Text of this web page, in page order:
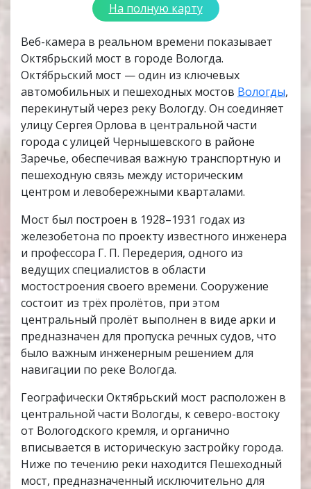
На полную карту
Веб-камера в реальном времени показывает
Октябрьский мост в городе Вологда.
Октя́брьский мост — один из ключевых
автомобильных и пешеходных мостов Вологды,
перекинутый через реку Вологду. Он соединяет
улицу Сергея Орлова в центральной части
города с улицей Чернышевского в районе
Заречье, обеспечивая важную транспортную и
пешеходную связь между историческим
центром и левобережными кварталами.
Мост был построен в 1928–1931 годах из
железобетона по проекту известного инженера
и профессора Г. П. Передерия, одного из
ведущих специалистов в области
мостостроения своего времени. Сооружение
состоит из трёх пролётов, при этом
центральный пролёт выполнен в виде арки и
предназначен для пропуска речных судов, что
было важным инженерным решением для
навигации по реке Вологда.
Географически Октябрьский мост расположен в
центральной части Вологды, к северо-востоку
от Вологодского кремля, и органично
вписывается в историческую застройку города.
Ниже по течению реки находится Пешеходный
мост, предназначенный исключительно для